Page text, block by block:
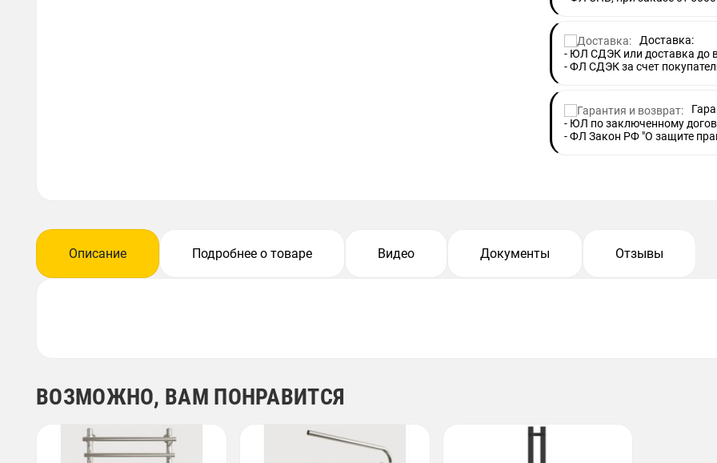
Доставка:
- ЮЛ СДЭК или доставка до
- ФЛ СДЭК за счет
- ЮЛ по заключенному
- ФЛ Закон РФ "О защите
Описание Подробнее о товаре Видео Документы Отзывы
ВОЗМОЖНО, ВАМ ПОНРАВИТСЯ